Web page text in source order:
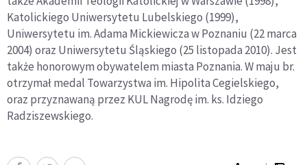
Katolickiego Uniwersytetu Lubelskiego (1999),
Uniwersytetu im. Adama Mickiewicza w Poznaniu (22 marca
2004) oraz Uniwersytetu Śląskiego (25 listopada 2010). Jest
także honorowym obywatelem miasta Poznania. W maju br.
otrzymał medal Towarzystwa im. Hipolita Cegielskiego,
oraz przyznawaną przez KUL Nagrodę im. ks. Idziego
Radziszewskiego.